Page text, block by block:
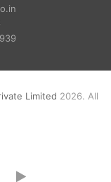
Limited 2026. All